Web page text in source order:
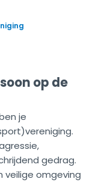
op de
je
gedrag.
veilige omgeving